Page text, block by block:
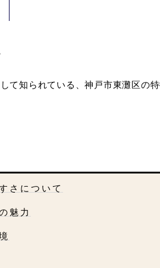
知られている、神戸市東灘区の
さについて
魅力